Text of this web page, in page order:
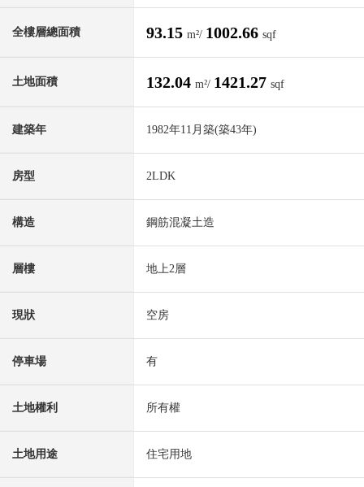
全樓層總面積 93.15 m²/ 1002.66 sqf
土地面積 132.04 m²/ 1421.27 sqf
建築年 1982年11月築(築43年)
房型 2LDK
構造 鋼筋混凝土造
層樓 地上2層
現狀 空房
停車場 有
土地權利 所有權
土地用途 住宅用地